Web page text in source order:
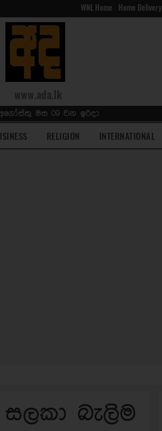
WNL Home Home Delivery
www.ada.lk
අගෝස්තු මස 09 වන ඉරිදා
RELIGION INTERNATIONAL
බැලිම